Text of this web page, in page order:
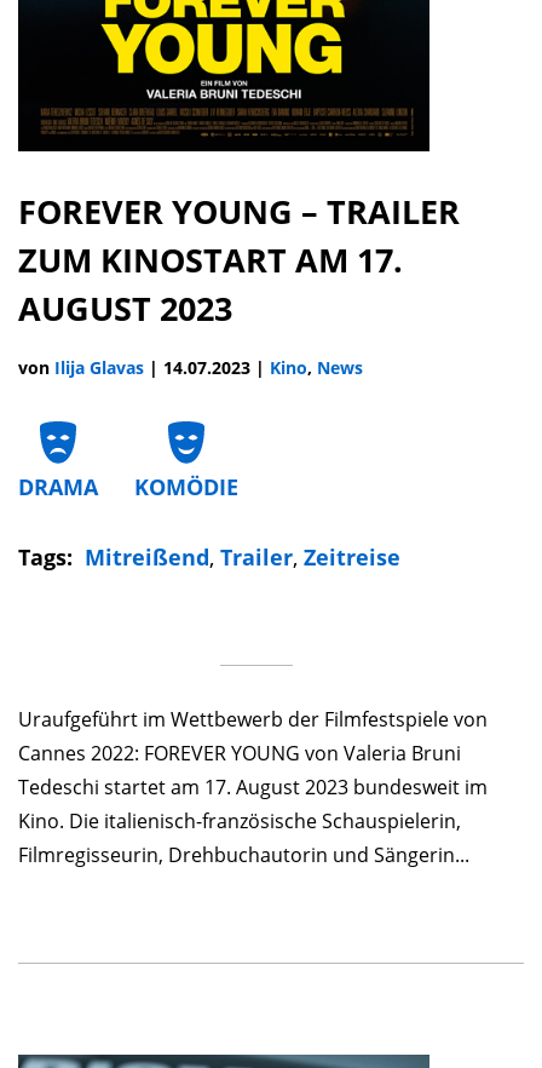
FOREVER YOUNG – TRAILER
ZUM KINOSTART AM 17.
AUGUST 2023
von Ilija Glavas | 14.07.2023 | Kino, News
DRAMA KOMÖDIE
Tags: Mitreißend, Trailer, Zeitreise
Uraufgeführt im Wettbewerb der Filmfestspiele von
Cannes 2022: FOREVER YOUNG von Valeria Bruni
Tedeschi startet am 17. August 2023 bundesweit im
Kino. Die italienisch-französische Schauspielerin,
Filmregisseurin, Drehbuchautorin und Sängerin...